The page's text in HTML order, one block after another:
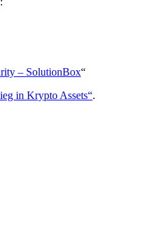
– SolutionBox“
in Krypto Assets“.